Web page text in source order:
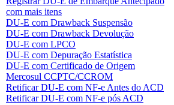
com mais itens
DU-E com Drawback Suspensão
DU-E com Drawback Devolução
DU-E com LPCO
DU-E com Depuração Estatística
DU-E com Certificado de Origem
Mercosul CCPTC/CCROM
Retificar DU-E com NF-e Antes do ACD
Retificar DU-E com NF-e pós ACD